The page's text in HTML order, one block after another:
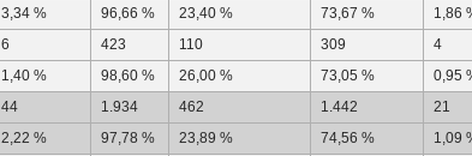
3,34 % 96,66 % 23,40 % 73,67 % 1,86
6 423 110 309 4
1,40 % 98,60 % 26,00 % 73,05 % 0,95
44 1.934 462 1.442 21
2,22 % 97,78 % 23,89 % 74,56 % 1,09